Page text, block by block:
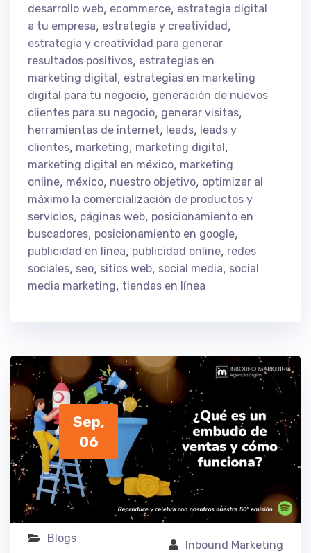
desarrollo web, ecommerce, estrategia digital
a tu empresa, estrategia y creatividad,
estrategia y creatividad para generar
resultados positivos, estrategias en
marketing digital, estrategias en marketing
digital para tu negocio, generación de nuevos
clientes para su negocio, generar visitas,
herramientas de internet, leads, leads y
clientes, marketing, marketing digital,
marketing digital en méxico, marketing
online, méxico, nuestro objetivo, optimizar al
máximo la comercialización de productos y
servicios, páginas web, posicionamiento en
buscadores, posicionamiento en google,
publicidad en línea, publicidad online, redes
sociales, seo, sitios web, social media, social
media marketing, tiendas en línea
Sep,
06
Blogs
Inbound Marketing